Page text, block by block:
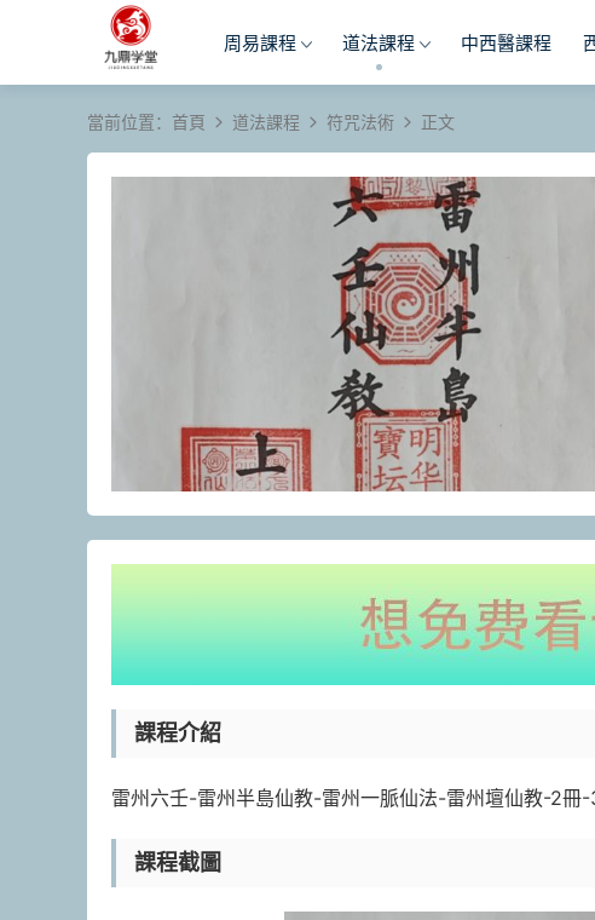
周易課程 道法課程 中西醫課程
當前位置： 首頁 道法課程 符咒法術 正文
課程介紹
雷州六壬-雷州半島仙教-雷州一脈仙法-雷州壇仙教-2冊
課程截圖